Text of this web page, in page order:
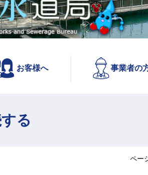
ー
を
ひ
ら
お客様へ 事業者の
る
ペー